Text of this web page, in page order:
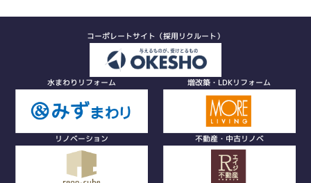
コーポレートサイト（採用リクルート）
水まわりリフォーム 増改築・LDKリフォーム
リノベーション 不動産・中古リノベ